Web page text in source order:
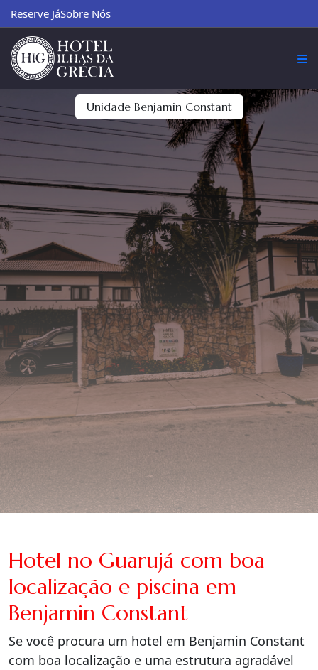
Reserve JáSobre Nós
Unidade Benjamin Constant
Hotel no Guarujá com boa
localização e piscina em
Benjamin Constant
Se você procura um hotel em Benjamin Constant
com boa localização e uma estrutura agradável